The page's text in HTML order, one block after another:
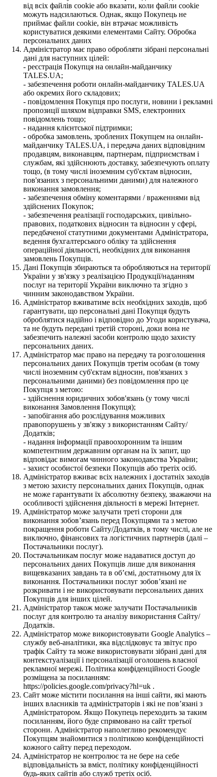
від всіх файлів cookie або вказати, коли файли cookie
можуть надсилаються. Однак, якщо Покупець не
приймає файли cookie, він втрачає можливість
користуватися деякими елементами Сайту. Обробка
персональних даних
Адміністратор має право обробляти зібрані персональні
дані для наступних цілей:
- реєстрація Покупця на онлайн-майданчику
TALES.UA;
- забезпечення роботи онлайн-майданчику TALES.UA
або окремих його складових;
- повідомлення Покупця про послуги, новини і рекламні
пропозиції шляхом відправки SMS, електронних
повідомлень тощо;
- надання клієнтської підтримки;
- обробка замовлень, зроблених Покупцем на онлайн-
майданчику TALES.UA, і передача даних відповідним
продавцям, виконавцям, партнерам, підприємствам і
службам, які здійснюють доставку, забезпечують оплату
тощо, (в тому числі іноземним суб'єктам відносин,
пов'язаних з персональними даними) для належного
виконання замовлення;
- забезпечення обміну коментарями / враженнями від
здійснених Покупок;
- забезпечення реалізації господарських, цивільно-
правових, податкових відносин та відносин у сфері,
передбаченої статутними документами Адміністратора,
ведення бухгалтерського обліку та здійснення
операційної діяльності, необхідних для виконання
замовлень Покупців.
Дані Покупців збираються та обробляються на території
України у зв'язку з реалізацією Продукції/наданням
послуг на території України виключно та згідно з
чинним законодавством України.
Адміністратор вживатиме всіх необхідних заходів, щоб
гарантувати, що персональні дані Покупця будуть
оброблятися надійно і відповідно до Угоди користувача,
та не будуть передані третій стороні, доки вона не
забезпечить належні засоби контролю щодо захисту
персональних даних.
Адміністратор має право на передачу та розголошення
персональних даних Покупців третім особам (в тому
числі іноземним суб'єктам відносин, пов'язаних з
персональними даними) без повідомлення про це
Покупця з метою:
- здійснення юридичних зобов'язань (у тому числі
виконання Замовлення Покупця);
- запобігання або розслідування можливих
правопорушень у зв'язку з використанням Сайту/
Додатків;
- надання інформації правоохоронним та іншим
компетентним державним органам на їх запит, що
відповідає вимогам чинного законодавства України;
- захист особистої безпеки Покупців або третіх осіб.
Адміністратор вживає всіх належних і достатніх заходів
з метою захисту персональних даних Покупців, однак
не може гарантувати їх абсолютну безпеку, зважаючи на
особливості здійснення діяльності в мережі Інтернет.
Адміністратор може залучати треті сторони для
виконання зобов’язань перед Покупцями та з метою
покращення роботи Сайту/Додатків, в тому числі, але не
виключно, фінансових та логістичних партнерів (далі –
Постачальники послуг).
Постачальникам послуг може надаватися доступ до
персональних даних Покупців лише для виконання
вищевказаних завдань та в об’ємі, достатньому для їх
виконання. Постачальники послуг зобов’язані не
розкривати і не використовувати персональних даних
Покупців для інших цілей.
Адміністратор також може залучати Постачальників
послуг для контролю та аналізу використання Сайту/
Додатків.
Адміністратор може використовувати Google Analytics –
службу веб-аналітики, яка відслідковує та звітує про
трафік Сайту та може використовувати зібрані дані для
контекстуалізації і персоналізації оголошень власної
рекламної мережі. Політика конфіденційності Google
розміщена за посиланням:
https://policies.google.com/privacy?hl=uk .
Сайт може містити посилання на інші сайти, які мають
інших власників та адміністраторів і які не пов’язані з
Адміністратором. Якщо Покупець переходить за таким
посиланням, його буде спрямовано на сайт третьої
сторони. Адміністратор наполегливо рекомендує
Покупцям знайомитися з політикою конфіденційності
кожного сайту перед переходом.
Адміністратор не контролює та не бере на себе
відповідальність за вміст, політику конфіденційності
будь-яких сайтів або служб третіх осіб.